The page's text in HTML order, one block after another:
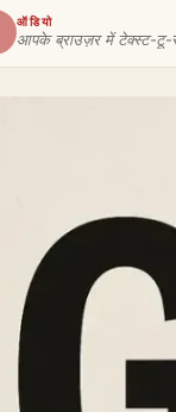
ऑडियो
आपके ब्राउज़र में टेक्स्ट-टू-